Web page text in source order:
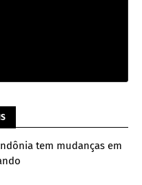
tem mudanças em